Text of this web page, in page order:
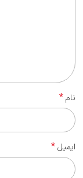
نام*
ایمیل*